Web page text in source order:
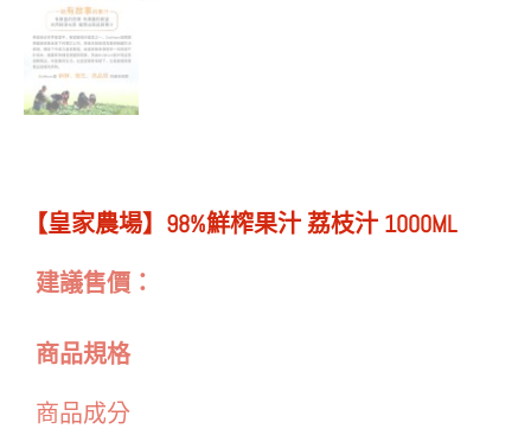
【皇家農場】98%鮮榨果汁 荔枝汁 1000ML
建議售價：
商品規格
商品成分